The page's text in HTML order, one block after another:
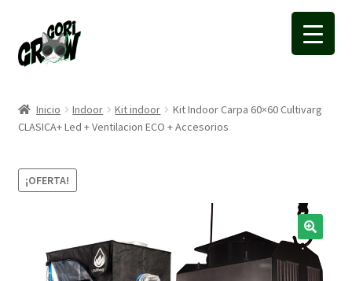
a
la
a
la
Inicio Indoor Kit indoor
Kit Indoor Carpa 60×60 Cultivarg
CLASICA+ Led + Ventilacion ECO + Accesorios
¡OFERTA!